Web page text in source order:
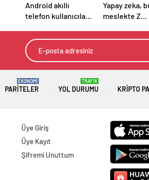
Android akıllı
telefon kullanıcıları
güncellemeyle SMS
reklamlarından
kurtulabilecek
Yapay zeka,
meslekte Z
aldı!
PARITELER
EKONOMİ
YOL DURUMU
TRAFİK
KRIPTO
Üye Giriş
Üye Kayıt
Şifremi Unuttum